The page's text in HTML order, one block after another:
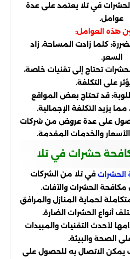
في تلا يعتمد على عدة
عوامل.
هذه العوامل:
كلما زادت المساحة، زاد
السعر.
تحتاج إلى تقنيات خاصة،
على التكلفة.
قد تحتاج بعض المواقع
يزيد التكلفة الإجمالية.
على عدة عروض من شركات
والخدمات المقدمة.
حشرات في تلا
الحشرات في تلا من الشركات
مكافحة الحشرات والآفات.
لحماية المنازل والمرافق
أنواع الحشرات الضارة.
لأحدث التقنيات والمبيدات
الصحة والبيئة.
يمكن الاتصال به للحصول على